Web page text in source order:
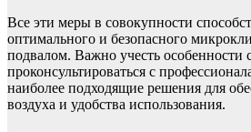
Все эти меры в совокупности
оптимального и безопасного
подвалом. Важно учесть особенности
проконсультироваться с
наиболее подходящие решения для
воздуха и удобства использования.